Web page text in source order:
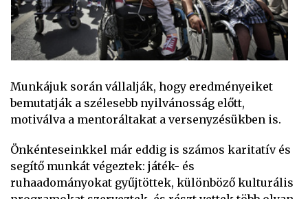
Munkájuk során vállalják, hogy eredményeiket
bemutatják a szélesebb nyilvánosság előtt,
motiválva a mentoráltakat a versenyzésükben is.
Önkénteseinkkel már eddig is számos karitatív és
segítő munkát végeztek: játék- és
ruhaadományokat gyűjtöttek, különböző kulturális